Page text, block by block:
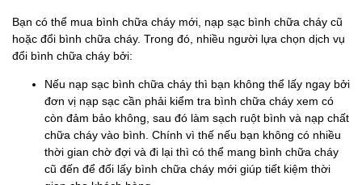
Bạn có thể mua bình chữa cháy mới, nạp sạc bình chữa cháy cũ
hoặc đổi bình chữa cháy. Trong đó, nhiều người lựa chọn dịch vụ
đổi bình chữa cháy bởi:
Nếu nạp sạc bình chữa cháy thì bạn không thể lấy ngay bởi
đơn vị nạp sạc cần phải kiểm tra bình chữa cháy xem có
còn đảm bảo không, sau đó làm sạch ruột bình và nạp chất
chữa cháy vào bình. Chính vì thế nếu bạn không có nhiều
thời gian chờ đợi và đi lại thì có thể mang bình chữa cháy
cũ đến để đổi lấy bình chữa cháy mới giúp tiết kiệm thời